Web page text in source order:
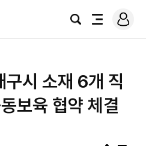
검
전
로
그
구시 소재 6개 직
보육 협약 체결